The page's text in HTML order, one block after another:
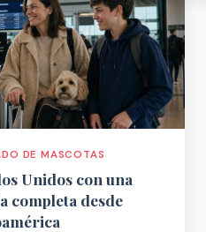
DE MASCOTAS
Unidos con una
completa desde